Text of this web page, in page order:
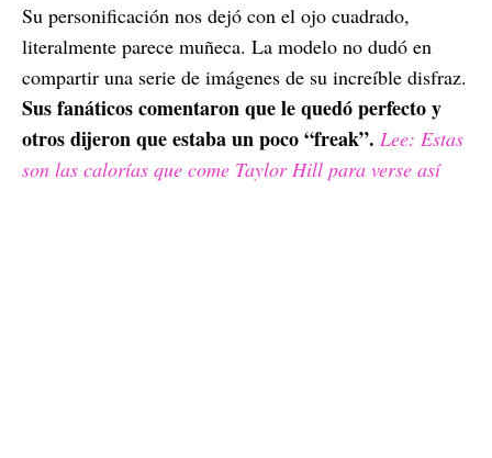
Su personificación nos dejó con el ojo cuadrado,
literalmente parece muñeca. La modelo no dudó en
compartir una serie de imágenes de su increíble disfraz.
Sus fanáticos comentaron que le quedó perfecto y
otros dijeron que estaba un poco “freak”. Lee: Estas
son las calorías que come Taylor Hill para verse así